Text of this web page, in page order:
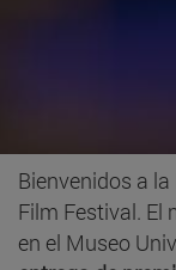
Bienvenidos a
Film Festival. El
en el Museo